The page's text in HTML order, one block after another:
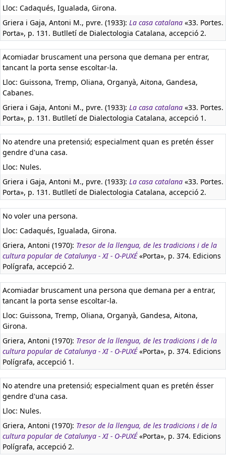
Lloc: Cadaqués, Igualada, Girona.
Griera i Gaja, Antoni M., pvre. (1933): La casa catalana «33. Portes.
Porta», p. 131. Butlletí de Dialectologia Catalana, accepció 2.
Acomiadar bruscament una persona que demana per entrar,
tancant la porta sense escoltar-la.
Lloc: Guissona, Tremp, Oliana, Organyà, Aitona, Gandesa,
Cabanes.
Griera i Gaja, Antoni M., pvre. (1933): La casa catalana «33. Portes.
Porta», p. 131. Butlletí de Dialectologia Catalana, accepció 1.
No atendre una pretensió; especialment quan es pretén ésser
gendre d'una casa.
Lloc: Nules.
Griera i Gaja, Antoni M., pvre. (1933): La casa catalana «33. Portes.
Porta», p. 131. Butlletí de Dialectologia Catalana, accepció 2.
No voler una persona.
Lloc: Cadaqués, Igualada, Girona.
Griera, Antoni (1970): Tresor de la llengua, de les tradicions i de la
cultura popular de Catalunya - XI - O-PUXÉ«Porta», p. 374. Edicions
Polígrafa, accepció 2.
Acomiadar bruscament una persona que demana per a entrar,
tancant la porta sense escoltar-la.
Lloc: Guissona, Tremp, Oliana, Organyà, Gandesa, Aitona,
Girona.
Griera, Antoni (1970): Tresor de la llengua, de les tradicions i de la
cultura popular de Catalunya - XI - O-PUXÉ«Porta», p. 374. Edicions
Polígrafa, accepció 1.
No atendre una pretensió; especialment quan es pretén ésser
gendre d'una casa.
Lloc: Nules.
Griera, Antoni (1970): Tresor de la llengua, de les tradicions i de la
cultura popular de Catalunya - XI - O-PUXÉ«Porta», p. 374. Edicions
Polígrafa, accepció 2.